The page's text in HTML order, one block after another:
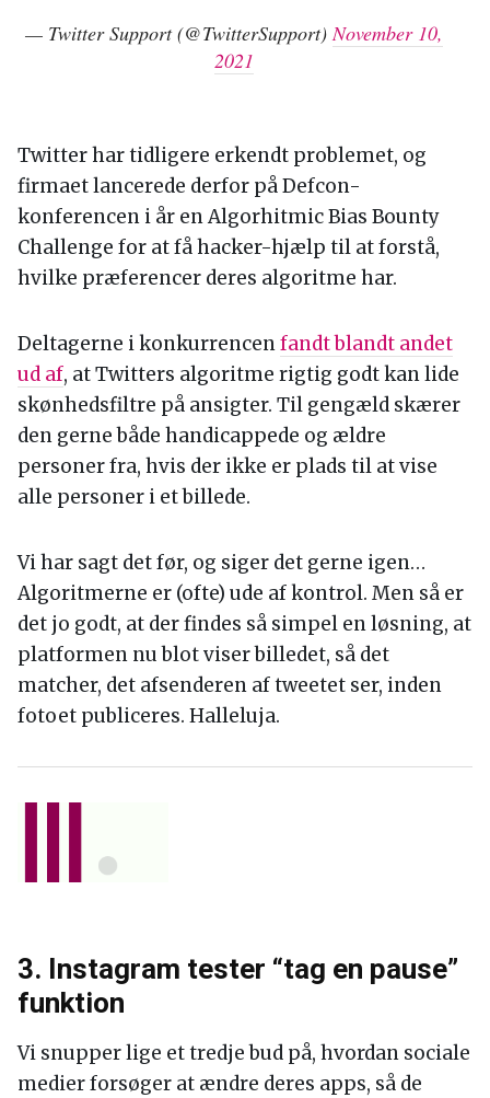
— Twitter Support (@TwitterSupport) November 10,
2021
Twitter har tidligere erkendt problemet, og
firmaet lancerede derfor på Defcon-
konferencen i år en Algorhitmic Bias Bounty
Challenge for at få hacker-hjælp til at forstå,
hvilke præferencer deres algoritme har.
Deltagerne i konkurrencenfandt blandt andet
ud af, at Twitters algoritme rigtig godt kan lide
skønhedsfiltre på ansigter. Til gengæld skærer
den gerne både handicappede og ældre
personer fra, hvis der ikke er plads til at vise
alle personer i et billede.
Vi har sagt det før, og siger det gerne igen…
Algoritmerne er (ofte) ude af kontrol. Men så er
det jo godt, at der findes så simpel en løsning, at
platformen nu blot viser billedet, så det
matcher, det afsenderen af tweetet ser, inden
fotoet publiceres. Halleluja.
3. Instagram tester “tag en pause”
funktion
Vi snupper lige et tredje bud på, hvordan sociale
medier forsøger at ændre deres apps, så de